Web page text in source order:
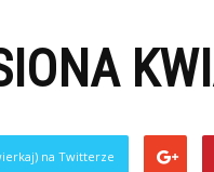
na Twitterze